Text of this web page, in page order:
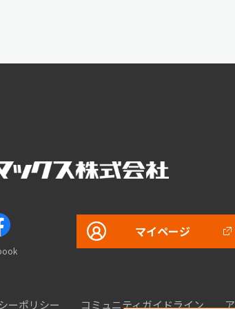
マイページ
ーポリシー コミュニティガイドライン